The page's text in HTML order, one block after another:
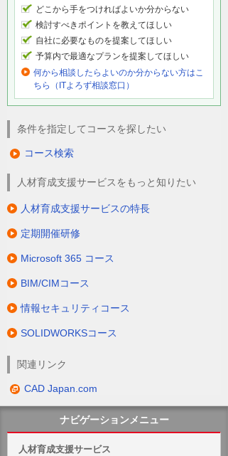
どこから手をつければよいか分からない
検討すべきポイントを教えてほしい
自社に必要なものを提案してほしい
予算内で最適なプランを提案してほしい
何から相談したらよいのか分からない方はこ
ちら（ITよろず相談窓口）
条件を指定してコースを探したい
コース検索
人材育成支援サービスをもっと知りたい
人材育成支援サービスの特長
定期開催研修
Microsoft 365 コース
BIM/CIMコース
情報セキュリティコース
SOLIDWORKSコース
関連リンク
CAD Japan.com
ナビゲーションメニュー
人材育成支援サービス